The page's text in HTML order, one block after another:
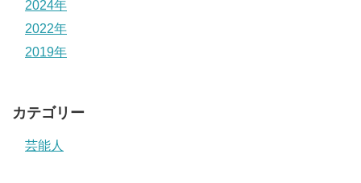
2024年
2022年
2019年
カテゴリー
芸能人